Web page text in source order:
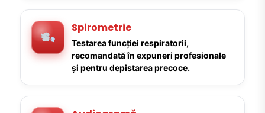
Spirometrie
Testarea funcției respiratorii,
recomandată în expuneri profesionale
și pentru depistarea precoce.